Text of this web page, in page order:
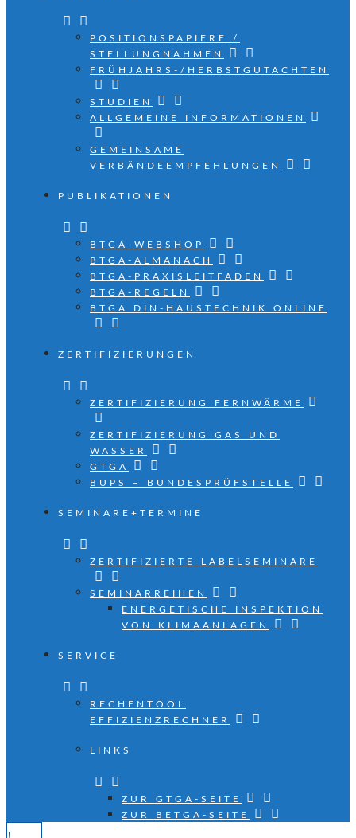
POSITIONSPAPIERE /
STELLUNGNAHMEN
FRÜHJAHRS-/HERBSTGUTACHTEN
STUDIEN
ALLGEMEINE INFORMATIONEN
GEMEINSAME
VERBÄNDEEMPFEHLUNGEN
PUBLIKATIONEN
BTGA-WEBSHOP
BTGA-ALMANACH
BTGA-PRAXISLEITFADEN
BTGA-REGELN
BTGA DIN-HAUSTECHNIK ONLINE
ZERTIFIZIERUNGEN
ZERTIFIZIERUNG FERNWÄRME
ZERTIFIZIERUNG GAS UND
WASSER
GTGA
BUPS – BUNDESPRÜFSTELLE
SEMINARE+TERMINE
ZERTIFIZIERTE LABELSEMINARE
SEMINARREIHEN
ENERGETISCHE INSPEKTION
VON KLIMAANLAGEN
SERVICE
RECHENTOOL
EFFIZIENZRECHNER
LINKS
ZUR GTGA-SEITE
ZUR BETGA-SEITE